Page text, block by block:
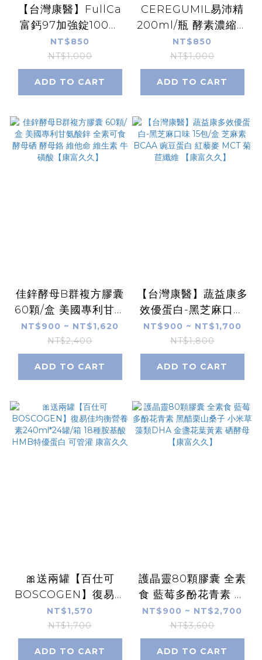
【台灣康醫】FullCa
富鈣97加強錠100錠
日本專利波動酵素鈣
小分子鈣質 五行蔬果
SOD-Like酵素 康富
久久
NT$850
NT$1,000
ADD TO CART
CEREGUMIL易沛精
200ml/瓶 酵素濃縮液
維生素B1 維生素B6
球蛋白 西班牙進口 康
富久久
NT$850
NT$1,000
ADD TO CART
佳鋅酵母B群複方膠囊
60顆/盒 美國專利甘氨
酸鋅 全素可食 酵母硒
酵母鉻 維他命 維生素
牛磺酸【康富久久】
NT$900 ~ NT$1,620
NT$2,400
ADD TO CART
【台灣康醫】蔬益康多
效優蛋白-黑芝麻口味
15包/盒 芝麻素 BCAA
豌豆蛋白 紅藜麥 MCT
菊苣纖維 【康富久
久】
NT$900 ~ NT$1,700
NT$1,800
ADD TO CART
🎀送兩罐【百仕可
BOSCOGEN】復易佳
均衡營養素240ml*24
罐/箱 18種胺基酸
HMB特優蛋白 可管灌
康富久久
NT$1,570
NT$1,700
ADD TO CART
護晶靈80顆膠囊 全素
食 藍莓多酚花青素 黑
醋栗山桑子 小米草 藻
類DHA 金盞花葉黃素
硒酵母【康富久久】
NT$900 ~ NT$2,700
NT$3,600
ADD TO CART